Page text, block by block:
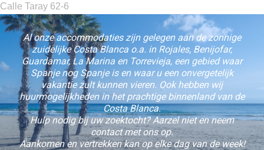
Calle Taray 62-6
Al onze accommodaties zijn gelegen aan de zonnige
zuidelijke Costa Blanca o.a. in Rojales, Benijofar,
Guardamar, La Marina en Torrevieja, een gebied waar
Spanje nog Spanje is en waar u een onvergetelijk
vakantie zult kunnen vieren. Ook hebben wij
huurmogelijkheden in het prachtige binnenland van de
Costa Blanca.
Hulp nodig bij uw zoektocht? Aarzel niet en neem
contact met ons op.
Aankomen en vertrekken kan op elke dag van de week!